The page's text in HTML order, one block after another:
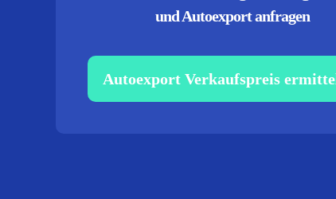
und Autoexport anfragen
Autoexport Verkaufspreis